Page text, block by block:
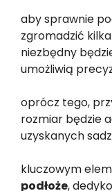
aby sprawnie
zgromadzić
niezbędny
umożliwią
oprócz tego,
rozmiar będzie
uzyskanych
kluczowym
podłoże,